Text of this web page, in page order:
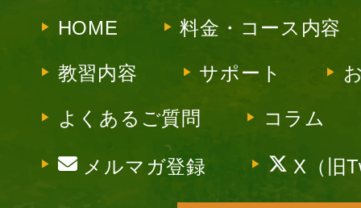
HOME 料金・コース内容
教習内容 サポート
よくあるご質問 コラム
メルマガ登録 X（旧